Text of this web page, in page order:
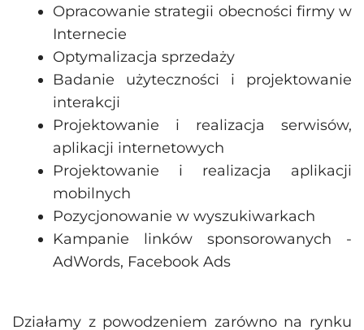
Opracowanie strategii obecności firmy w
Internecie
Optymalizacja sprzedaży
Badanie użyteczności i projektowanie
interakcji
Projektowanie i realizacja serwisów,
aplikacji internetowych
Projektowanie i realizacja aplikacji
mobilnych
Pozycjonowanie w wyszukiwarkach
Kampanie linków sponsorowanych -
AdWords, Facebook Ads
Działamy z powodzeniem zarówno na rynku